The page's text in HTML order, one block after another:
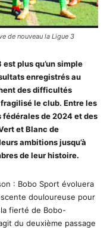
de nouveau la Ligue 3
plus qu’un simple
enregistrés au
des difficultés
le club. Entre les
de 2024 et des
et Blanc de
ambitions jusqu’à
de leur histoire.
: Bobo Sport évoluera
douloureuse pour
fierté de Bobo-
du deuxième passage